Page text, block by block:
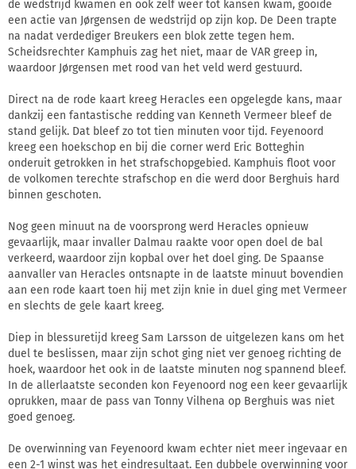
de wedstrijd kwamen en ook zelf weer tot kansen kwam, gooide
een actie van Jørgensen de wedstrijd op zijn kop. De Deen trapte
na nadat verdediger Breukers een blok zette tegen hem.
Scheidsrechter Kamphuis zag het niet, maar de VAR greep in,
waardoor Jørgensen met rood van het veld werd gestuurd.
Direct na de rode kaart kreeg Heracles een opgelegde kans, maar
dankzij een fantastische redding van Kenneth Vermeer bleef de
stand gelijk. Dat bleef zo tot tien minuten voor tijd. Feyenoord
kreeg een hoekschop en bij die corner werd Eric Botteghin
onderuit getrokken in het strafschopgebied. Kamphuis floot voor
de volkomen terechte strafschop en die werd door Berghuis hard
binnen geschoten.
Nog geen minuut na de voorsprong werd Heracles opnieuw
gevaarlijk, maar invaller Dalmau raakte voor open doel de bal
verkeerd, waardoor zijn kopbal over het doel ging. De Spaanse
aanvaller van Heracles ontsnapte in de laatste minuut bovendien
aan een rode kaart toen hij met zijn knie in duel ging met Vermeer
en slechts de gele kaart kreeg.
Diep in blessuretijd kreeg Sam Larsson de uitgelezen kans om het
duel te beslissen, maar zijn schot ging niet ver genoeg richting de
hoek, waardoor het ook in de laatste minuten nog spannend bleef.
In de allerlaatste seconden kon Feyenoord nog een keer gevaarlijk
oprukken, maar de pass van Tonny Vilhena op Berghuis was niet
goed genoeg.
De overwinning van Feyenoord kwam echter niet meer ingevaar en
een 2-1 winst was het eindresultaat. Een dubbele overwinning voor